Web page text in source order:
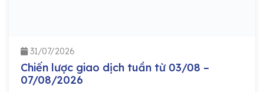
31/07/2026
Chiến lược giao dịch tuần từ 03/08 –
07/08/2026